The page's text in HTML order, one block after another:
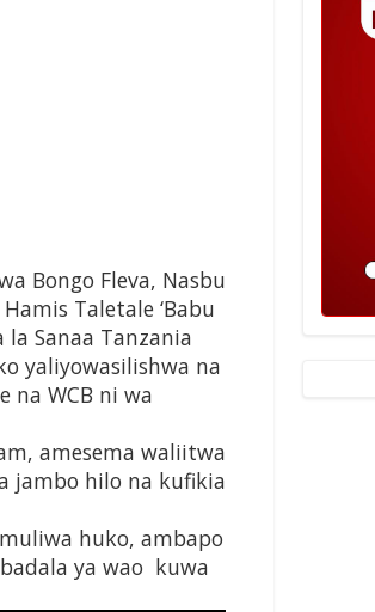
Bongo Fleva, Nasbu
Taletale ‘Babu
Sanaa Tanzania
yaliyowasilishwa na
na WCB ni wa
amesema waliitwa
jambo hilo na kufikia
huko, ambapo
ya wao kuwa